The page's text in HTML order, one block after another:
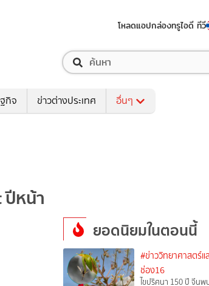
โหลดแอปกล่องทรูไอดี ทีวี
กิจ ข่าวต่างประเทศ อื่นๆ
ปีหน้า
ยอดนิยมในตอนนี้
#ข่าววิทยาศาสตร์แล
ช่อง16
ไขปริศนา 150 ปี จีน